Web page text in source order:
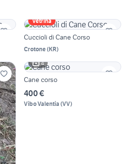
Vetrina
Cuccioli di Cane Corso
Crotone(KR)
4
Cane corso
400 €
Vibo Valentia (VV)